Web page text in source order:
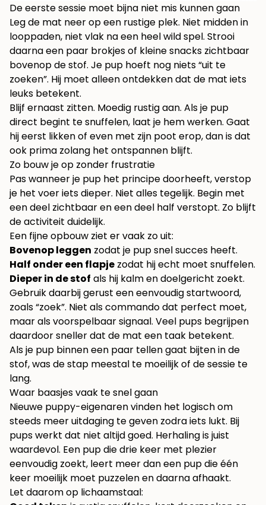
De eerste sessie moet bijna niet mis kunnen gaan
Leg de mat neer op een rustige plek. Niet midden in
looppaden, niet vlak na een heel wild spel. Strooi
daarna een paar brokjes of kleine snacks zichtbaar
bovenop de stof. Je pup hoeft nog niets “uit te
zoeken”. Hij moet alleen ontdekken dat de mat iets
leuks betekent.
Blijf ernaast zitten. Moedig rustig aan. Als je pup
direct begint te snuffelen, laat je hem werken. Gaat
hij eerst likken of even met zijn poot erop, dan is dat
ook prima zolang het ontspannen blijft.
Zo bouw je op zonder frustratie
Pas wanneer je pup het principe doorheeft, verstop
je het voer iets dieper. Niet alles tegelijk. Begin met
een deel zichtbaar en een deel half verstopt. Zo blijft
de activiteit duidelijk.
Een fijne opbouw ziet er vaak zo uit:
Bovenop leggen zodat je pup snel succes heeft.
Half onder een flapje zodat hij echt moet snuffelen.
Dieper in de stof als hij kalm en doelgericht zoekt.
Gebruik daarbij gerust een eenvoudig startwoord,
zoals “zoek”. Niet als commando dat perfect moet,
maar als voorspelbaar signaal. Veel pups begrijpen
daardoor sneller dat de mat een taak betekent.
Als je pup binnen een paar tellen gaat bijten in de
stof, was de stap meestal te moeilijk of de sessie te
lang.
Waar baasjes vaak te snel gaan
Nieuwe puppy-eigenaren vinden het logisch om
steeds meer uitdaging te geven zodra iets lukt. Bij
pups werkt dat niet altijd goed. Herhaling is juist
waardevol. Een pup die drie keer met plezier
eenvoudig zoekt, leert meer dan een pup die één
keer moeilijk moet puzzelen en daarna afhaakt.
Let daarom op lichaamstaal: